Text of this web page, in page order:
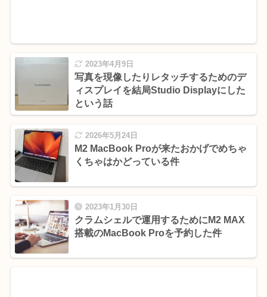
2023年4月9日
写真を現像したりレタッチするためのデ
ィスプレイを結局Studio Displayにした
という話
2026年5月24日
M2 MacBook Proが来たおかげでめちゃ
くちゃはかどっている件
2023年1月30日
クラムシェルで運用するためにM2 MAX
搭載のMacBook Proを予約した件